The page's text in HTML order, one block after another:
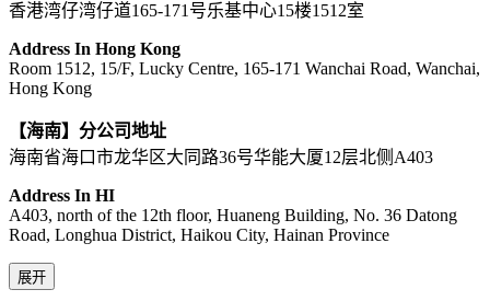
香港湾仔湾仔道165-171号乐基中心15楼1512室
Address In Hong Kong
Room 1512, 15/F, Lucky Centre, 165-171 Wanchai Road, Wanchai,
Hong Kong
【海南】分公司地址
海南省海口市龙华区大同路36号华能大厦12层北侧A403
Address In HI
A403, north of the 12th floor, Huaneng Building, No. 36 Datong
Road, Longhua District, Haikou City, Hainan Province
展开